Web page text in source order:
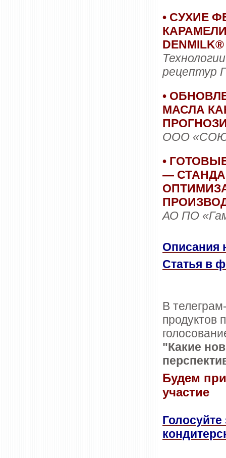
• СУХИЕ
рецептур
•
МАСЛА
ООО
•
—
АО ПО
Описания
Статья в
В
продуктов
"Какие
Будем
участие